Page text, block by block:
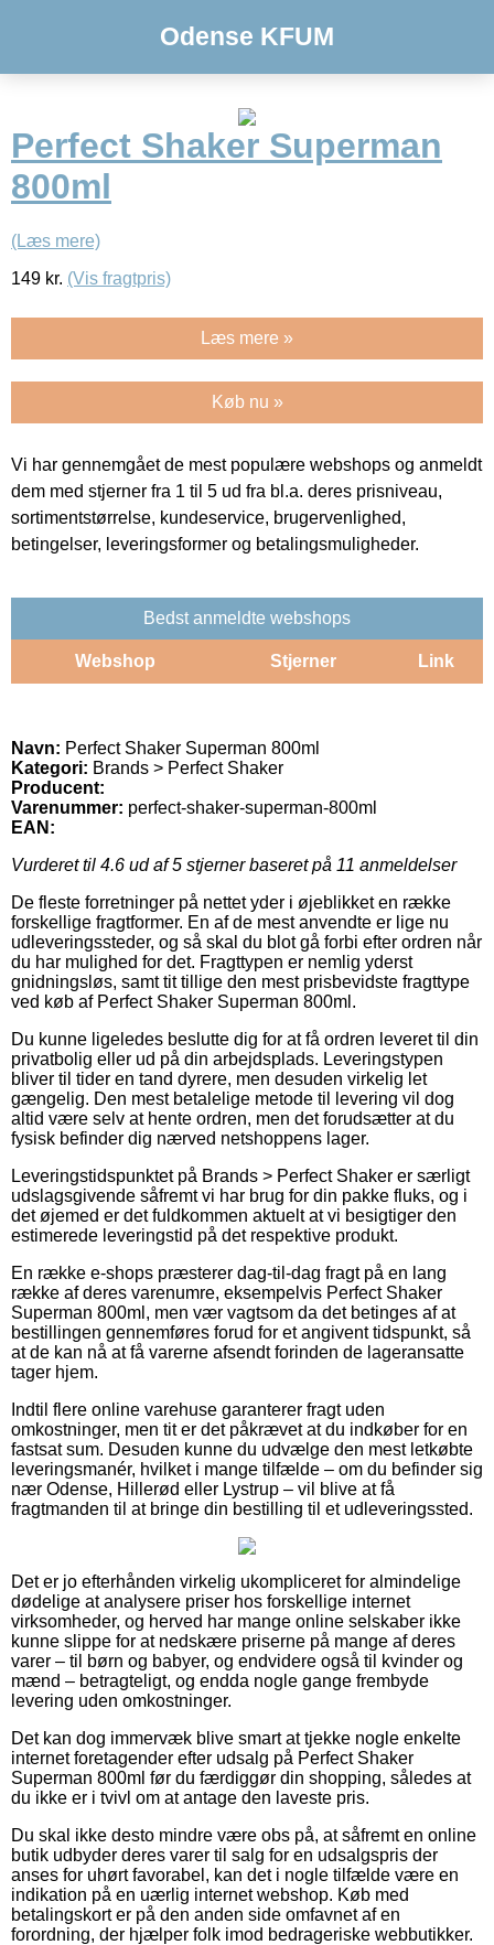
Odense KFUM
Perfect Shaker Superman
800ml
(Læs mere)
149 kr. (Vis fragtpris)
Læs mere »
Køb nu »
Vi har gennemgået de mest populære webshops og anmeldt
dem med stjerner fra 1 til 5 ud fra bl.a. deres prisniveau,
sortimentstørrelse, kundeservice, brugervenlighed,
betingelser, leveringsformer og betalingsmuligheder.
Bedst anmeldte webshops
Webshop Stjerner Link
Navn: Perfect Shaker Superman 800ml
Kategori: Brands > Perfect Shaker
Producent:
Varenummer: perfect-shaker-superman-800ml
EAN:
Vurderet til 4.6 ud af 5 stjerner baseret på 11 anmeldelser
De fleste forretninger på nettet yder i øjeblikket en række
forskellige fragtformer. En af de mest anvendte er lige nu
udleveringssteder, og så skal du blot gå forbi efter ordren når
du har mulighed for det. Fragttypen er nemlig yderst
gnidningsløs, samt tit tillige den mest prisbevidste fragttype
ved køb af Perfect Shaker Superman 800ml.
Du kunne ligeledes beslutte dig for at få ordren leveret til din
privatbolig eller ud på din arbejdsplads. Leveringstypen
bliver til tider en tand dyrere, men desuden virkelig let
gængelig. Den mest betalelige metode til levering vil dog
altid være selv at hente ordren, men det forudsætter at du
fysisk befinder dig nærved netshoppens lager.
Leveringstidspunktet på Brands > Perfect Shaker er særligt
udslagsgivende såfremt vi har brug for din pakke fluks, og i
det øjemed er det fuldkommen aktuelt at vi besigtiger den
estimerede leveringstid på det respektive produkt.
En række e-shops præsterer dag-til-dag fragt på en lang
række af deres varenumre, eksempelvis Perfect Shaker
Superman 800ml, men vær vagtsom da det betinges af at
bestillingen gennemføres forud for et angivent tidspunkt, så
at de kan nå at få varerne afsendt forinden de lageransatte
tager hjem.
Indtil flere online varehuse garanterer fragt uden
omkostninger, men tit er det påkrævet at du indkøber for en
fastsat sum. Desuden kunne du udvælge den mest letkøbte
leveringsmanér, hvilket i mange tilfælde – om du befinder sig
nær Odense, Hillerød eller Lystrup – vil blive at få
fragtmanden til at bringe din bestilling til et udleveringssted.
Det er jo efterhånden virkelig ukompliceret for almindelige
dødelige at analysere priser hos forskellige internet
virksomheder, og herved har mange online selskaber ikke
kunne slippe for at nedskære priserne på mange af deres
varer – til børn og babyer, og endvidere også til kvinder og
mænd – betragteligt, og endda nogle gange frembyde
levering uden omkostninger.
Det kan dog immervæk blive smart at tjekke nogle enkelte
internet foretagender efter udsalg på Perfect Shaker
Superman 800ml før du færdiggør din shopping, således at
du ikke er i tvivl om at antage den laveste pris.
Du skal ikke desto mindre være obs på, at såfremt en online
butik udbyder deres varer til salg for en udsalgspris der
anses for uhørt favorabel, kan det i nogle tilfælde være en
indikation på en uærlig internet webshop. Køb med
betalingskort er på den anden side omfavnet af en
forordning, der hjælper folk imod bedrageriske webbutikker.